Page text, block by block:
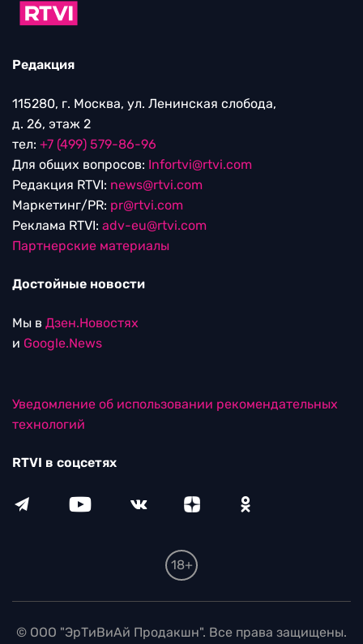
Редакция
115280, г. Москва, ул. Ленинская слобода,
д. 26, этаж 2
тел: +7 (499) 579-86-96
Для общих вопросов: Infortvi@rtvi.com
Редакция RTVI: news@rtvi.com
Маркетинг/PR: pr@rtvi.com
Реклама RTVI: adv-eu@rtvi.com
Партнерские материалы
Достойные новости
Мы в Дзен.Новостях
и Google.News
Уведомление об использовании рекомендательных
технологий
RTVI в соцсетях
18+
© ООО "ЭрТиВиАй Продакшн". Все права защищены.